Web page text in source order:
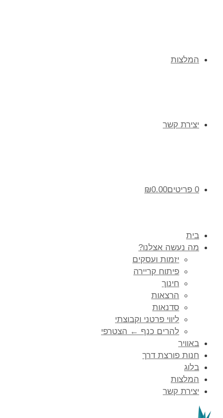
המלצות
יצירת קשר
0 פריטים ₪0.00
בית
מה נעשה אצלנו?
יזמות ועסקים
פיתוח קריירה
חינוך
הרצאות
סדנאות
ליווי פרטני וקבוצתי
להרים כנף ← הצטרפי
באוויר
חנות פורצת דרך
בלוג
המלצות
יצירת קשר